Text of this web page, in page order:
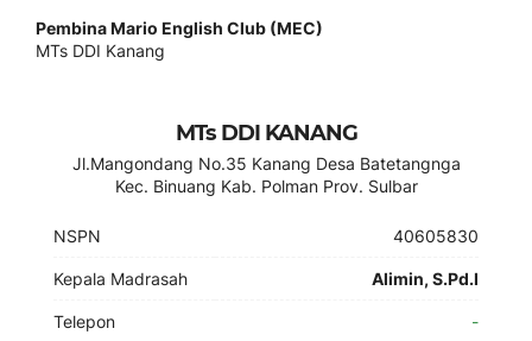
Pembina Mario English Club (MEC)
MTs DDI Kanang
MTs DDI KANANG
Jl.Mangondang No.35 Kanang Desa Batetangnga
Kec. Binuang Kab. Polman Prov. Sulbar
NSPN 40605830
Kepala Madrasah Alimin, S.Pd.I
Telepon -